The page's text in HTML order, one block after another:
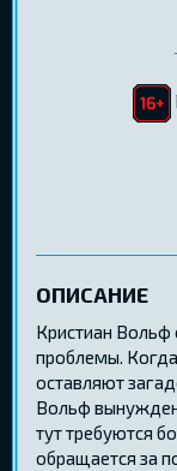
ОПИСАНИЕ
Кристиан Вольф
проблемы.
оставляют
Вольф
тут требуются
обращается за